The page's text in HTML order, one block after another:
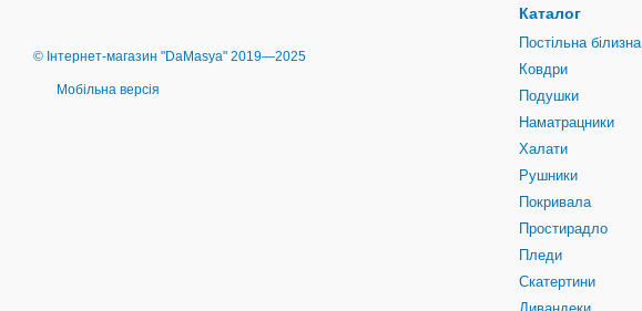
© Інтернет-магазин "DaMasya" 2019—2025
Мобільна версія
Каталог
Постільна білизна
Ковдри
Подушки
Наматрацники
Халати
Рушники
Покривала
Простирадло
Пледи
Скатертини